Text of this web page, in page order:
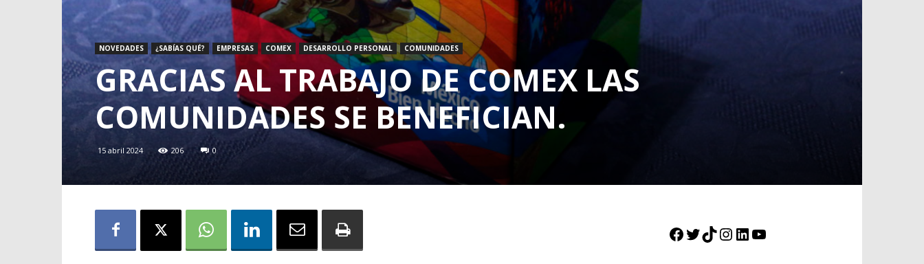
NOVEDADES ¿SABÍAS QUÉ? EMPRESAS COMEX DESARROLLO PERSONAL COMUNIDADES
GRACIAS AL TRABAJO DE COMEX LAS
COMUNIDADES SE BENEFICIAN.
15 abril 2024 206 0
Facebook
Twitter
TikTok
Instagram
LinkedIn
YouTube